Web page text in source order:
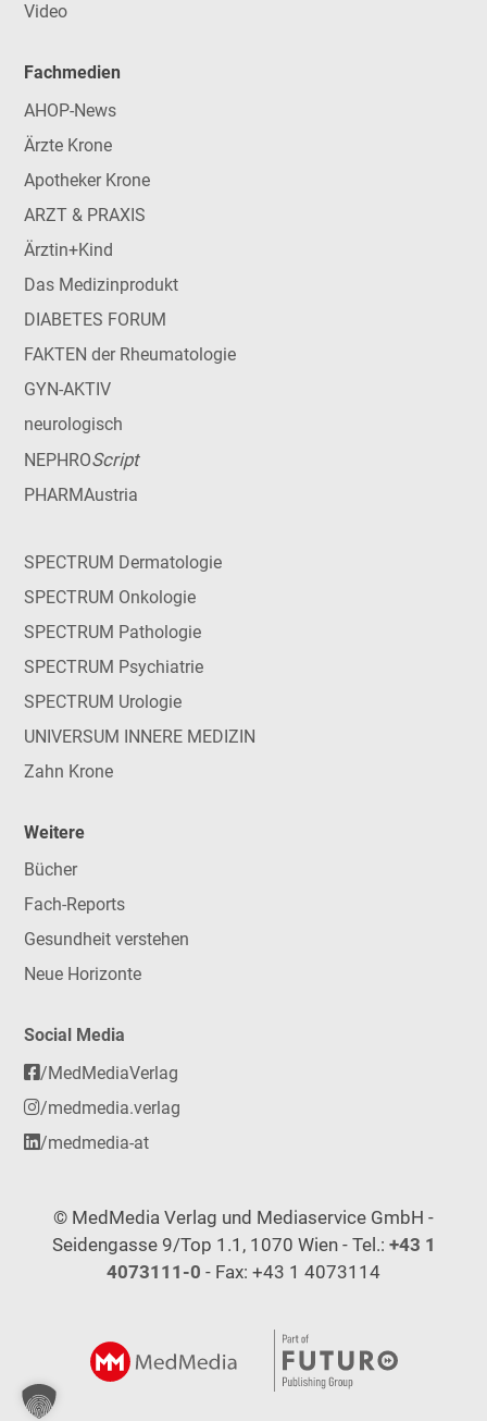
Video
Fachmedien
AHOP-News
Ärzte Krone
Apotheker Krone
ARZT & PRAXIS
Ärztin+Kind
Das Medizinprodukt
DIABETES FORUM
FAKTEN der Rheumatologie
GYN-AKTIV
neurologisch
NEPHROScript
PHARMAustria
SPECTRUM Dermatologie
SPECTRUM Onkologie
SPECTRUM Pathologie
SPECTRUM Psychiatrie
SPECTRUM Urologie
UNIVERSUM INNERE MEDIZIN
Zahn Krone
Weitere
Bücher
Fach-Reports
Gesundheit verstehen
Neue Horizonte
Social Media
/MedMediaVerlag
/medmedia.verlag
/medmedia-at
© MedMedia Verlag und Mediaservice GmbH -
Seidengasse 9/Top 1.1, 1070 Wien - Tel.: +43 1
4073111-0 - Fax: +43 1 4073114